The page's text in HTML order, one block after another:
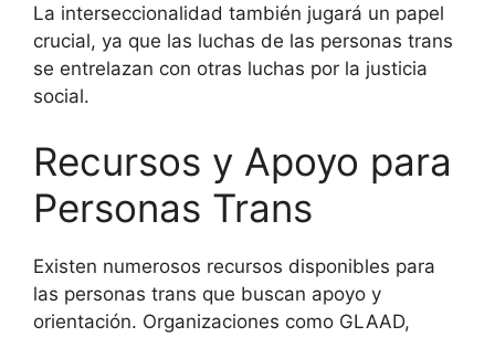
La interseccionalidad también jugará un papel
crucial, ya que las luchas de las personas trans
se entrelazan con otras luchas por la justicia
social.
Recursos y Apoyo para
Personas Trans
Existen numerosos recursos disponibles para
las personas trans que buscan apoyo y
orientación. Organizaciones como GLAAD,